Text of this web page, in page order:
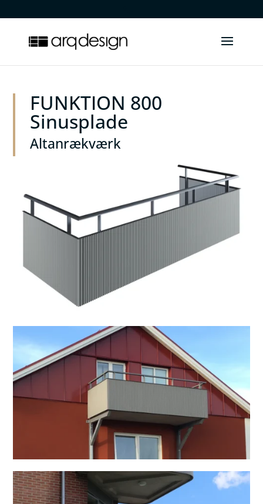
FUNKTION 800
Sinusplade
Altanrækværk